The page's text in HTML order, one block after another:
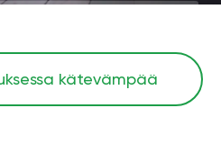
kätevämpää